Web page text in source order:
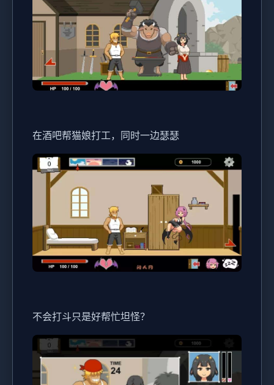
在酒吧帮猫娘打工，同时一边瑟瑟
不会打斗只是好帮忙坦怪？